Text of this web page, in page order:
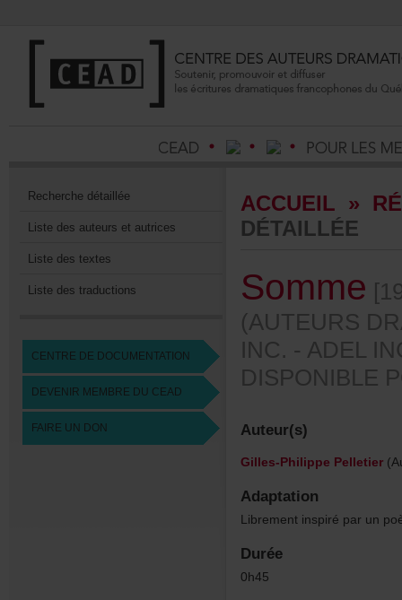
Recherchedétaillée
Listedesauteursetautrices
Listedestextes
Listedestraductions
CENTREDEDOCUMENTATION
DEVENIRMEMBREDUCEAD
FAIREUNDON
ACCUEIL »
DÉTAILLÉE
Somme
INC.-
Auteur(s)
Gilles-PhilippePelletier
Adaptation
Durée
0h45